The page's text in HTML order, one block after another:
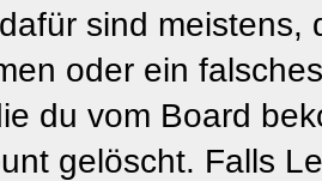
sind
oder ein
du vom Board
gelöscht. Falls